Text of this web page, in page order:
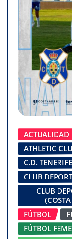
ACTUALIDAD
ATHLETIC
C.D.
CLUB
CLUB
(COSTA
FÚTBOL
FÚTBOL